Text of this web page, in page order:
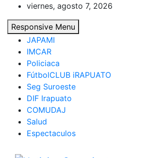
content
viernes, agosto 7, 2026
Responsive Menu
JAPAMI
IMCAR
Policiaca
FútbolCLUB iRAPUATO
Seg Suroeste
DIF Irapuato
COMUDAJ
Salud
Espectaculos